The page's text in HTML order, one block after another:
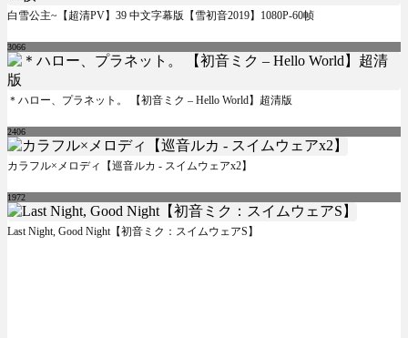
白雪公主~【超清PV】39 中文字幕版【雪初音2019】1080P-60帧
3066
＊ハロー、プラネット。 【初音ミク – Hello World】超清版
2406
カラフル×メロディ【巡音ルカ - スイムウェアx2】
1972
Last Night, Good Night【初音ミク：スイムウェアS】